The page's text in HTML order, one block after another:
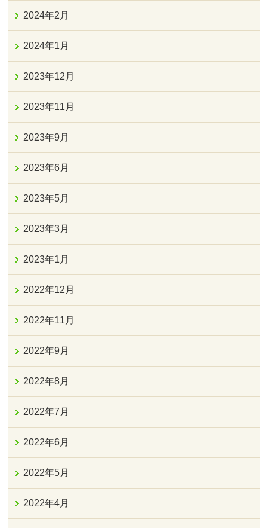
2024年2月
2024年1月
2023年12月
2023年11月
2023年9月
2023年6月
2023年5月
2023年3月
2023年1月
2022年12月
2022年11月
2022年9月
2022年8月
2022年7月
2022年6月
2022年5月
2022年4月